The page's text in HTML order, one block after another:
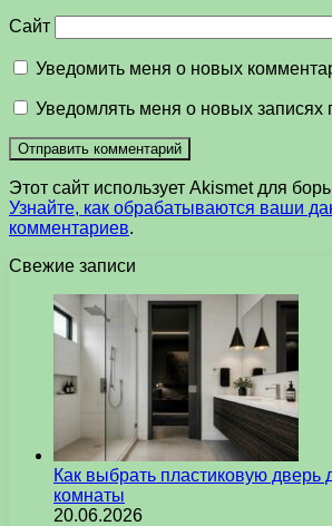
Сайт
Уведомить меня о новых
Уведомлять меня о новых записях
Этот сайт использует Akismet для
Узнайте, как обрабатываются ваши
комментариев.
Свежие записи
Как выбрать пластиковую дверь
комнаты
20.06.2026